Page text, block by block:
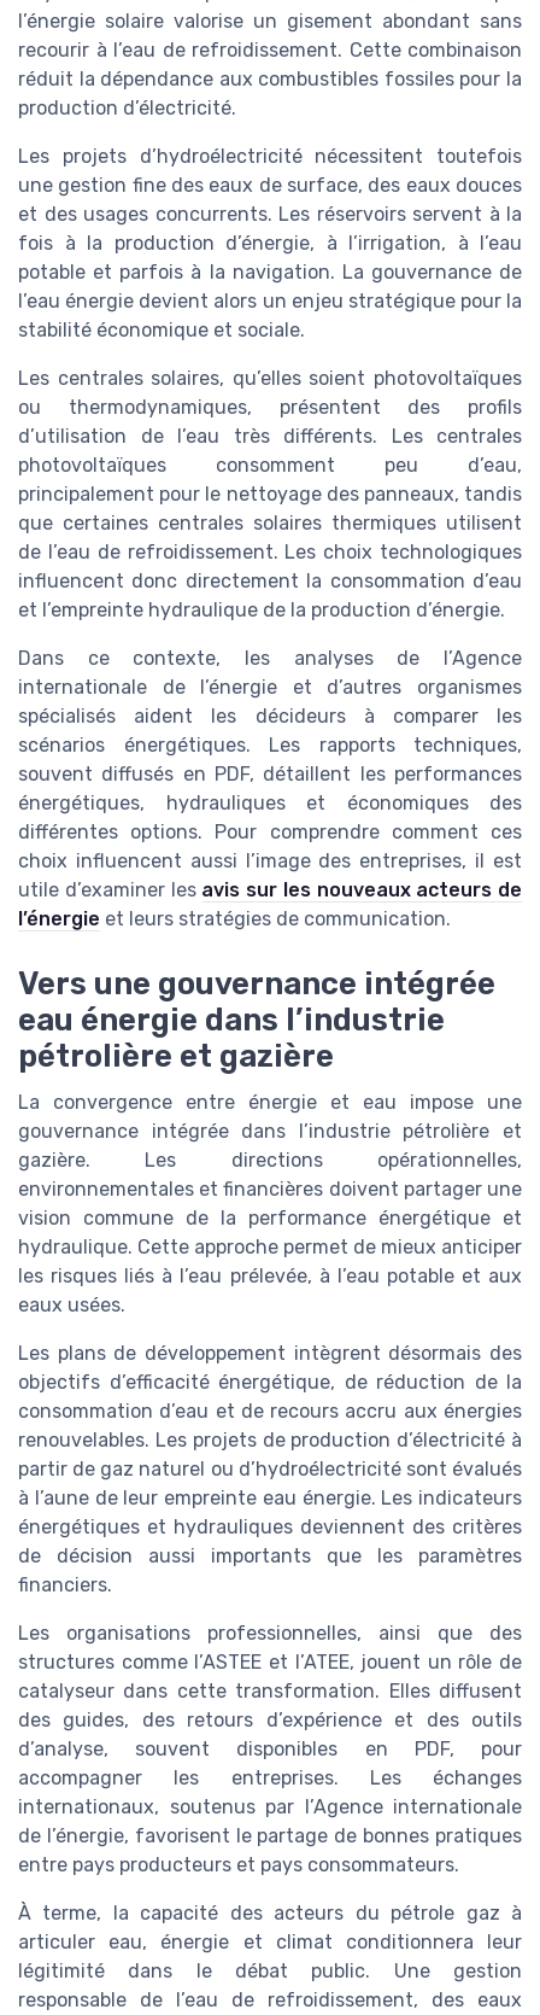
l’énergie solaire valorise un gisement abondant sans
recourir à l’eau de refroidissement. Cette combinaison
réduit la dépendance aux combustibles fossiles pour la
production d’électricité.
Les projets d’hydroélectricité nécessitent toutefois
une gestion fine des eaux de surface, des eaux douces
et des usages concurrents. Les réservoirs servent à la
fois à la production d’énergie, à l’irrigation, à l’eau
potable et parfois à la navigation. La gouvernance de
l’eau énergie devient alors un enjeu stratégique pour la
stabilité économique et sociale.
Les centrales solaires, qu’elles soient photovoltaïques
ou thermodynamiques, présentent des profils
d’utilisation de l’eau très différents. Les centrales
photovoltaïques consomment peu d’eau,
principalement pour le nettoyage des panneaux, tandis
que certaines centrales solaires thermiques utilisent
de l’eau de refroidissement. Les choix technologiques
influencent donc directement la consommation d’eau
et l’empreinte hydraulique de la production d’énergie.
Dans ce contexte, les analyses de l’Agence
internationale de l’énergie et d’autres organismes
spécialisés aident les décideurs à comparer les
scénarios énergétiques. Les rapports techniques,
souvent diffusés en PDF, détaillent les performances
énergétiques, hydrauliques et économiques des
différentes options. Pour comprendre comment ces
choix influencent aussi l’image des entreprises, il est
utile d’examiner les avis sur les nouveaux acteurs de
l’énergie et leurs stratégies de communication.
Vers une gouvernance intégrée
eau énergie dans l’industrie
pétrolière et gazière
La convergence entre énergie et eau impose une
gouvernance intégrée dans l’industrie pétrolière et
gazière. Les directions opérationnelles,
environnementales et financières doivent partager une
vision commune de la performance énergétique et
hydraulique. Cette approche permet de mieux anticiper
les risques liés à l’eau prélevée, à l’eau potable et aux
eaux usées.
Les plans de développement intègrent désormais des
objectifs d’efficacité énergétique, de réduction de la
consommation d’eau et de recours accru aux énergies
renouvelables. Les projets de production d’électricité à
partir de gaz naturel ou d’hydroélectricité sont évalués
à l’aune de leur empreinte eau énergie. Les indicateurs
énergétiques et hydrauliques deviennent des critères
de décision aussi importants que les paramètres
financiers.
Les organisations professionnelles, ainsi que des
structures comme l’ASTEE et l’ATEE, jouent un rôle de
catalyseur dans cette transformation. Elles diffusent
des guides, des retours d’expérience et des outils
d’analyse, souvent disponibles en PDF, pour
accompagner les entreprises. Les échanges
internationaux, soutenus par l’Agence internationale
de l’énergie, favorisent le partage de bonnes pratiques
entre pays producteurs et pays consommateurs.
À terme, la capacité des acteurs du pétrole gaz à
articuler eau, énergie et climat conditionnera leur
légitimité dans le débat public. Une gestion
responsable de l’eau de refroidissement, des eaux